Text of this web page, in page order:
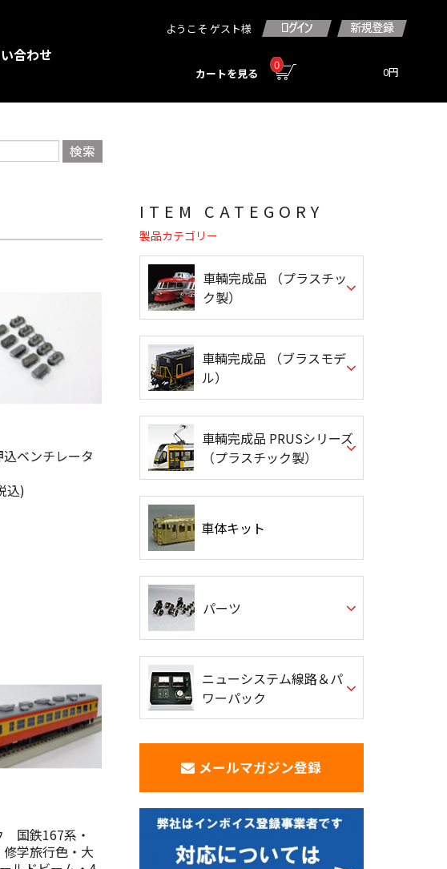
合わせ
ようこそ ゲスト様
カートを見る
0 0円
ベンチレータ
込)
国鉄167系・
学旅行色・大
ITEM CATEGORY
製品カテゴリー
車輌完成品 （プラスチッ
ク製）
車輌完成品 （ブラスモデ
ル）
車輌完成品 PRUSシリーズ
（プラスチック製）
車体キット
パーツ
ニューシステム線路＆パ
ワーパック
メールマガジン登録